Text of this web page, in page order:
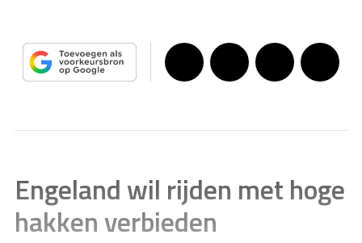
Engeland wil rijden met hoge
hakken verbieden